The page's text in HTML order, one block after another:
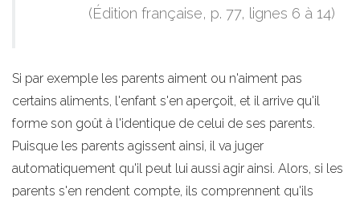
(Édition française, p. 77, lignes 6 à 14)
Si par exemple les parents aiment ou n'aiment pas
certains aliments, l'enfant s'en aperçoit, et il arrive qu'il
forme son goût à l'identique de celui de ses parents.
Puisque les parents agissent ainsi, il va juger
automatiquement qu'il peut lui aussi agir ainsi. Alors, si les
parents s'en rendent compte, ils comprennent qu'ils